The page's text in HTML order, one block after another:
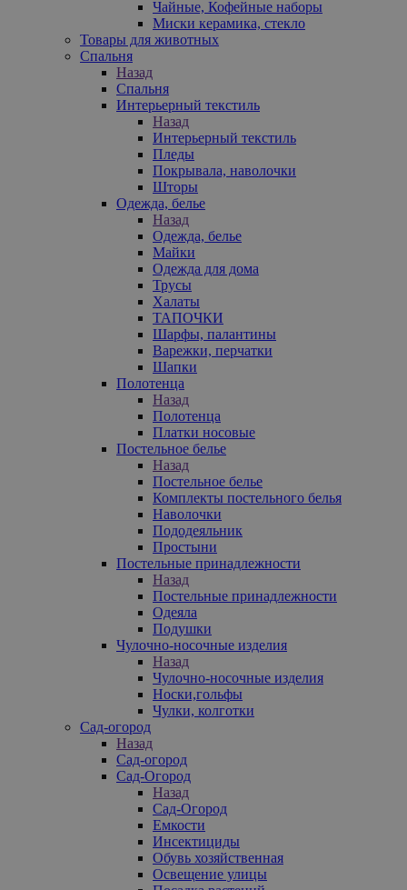
Чайные, Кофейные наборы
Миски керамика, стекло
Товары для животных
Спальня
Назад
Спальня
Интерьерный текстиль
Назад
Интерьерный текстиль
Пледы
Покрывала, наволочки
Шторы
Одежда, белье
Назад
Одежда, белье
Майки
Одежда для дома
Трусы
Халаты
ТАПОЧКИ
Шарфы, палантины
Варежки, перчатки
Шапки
Полотенца
Назад
Полотенца
Платки носовые
Постельное белье
Назад
Постельное белье
Комплекты постельного белья
Наволочки
Пододеяльник
Простыни
Постельные принадлежности
Назад
Постельные принадлежности
Одеяла
Подушки
Чулочно-носочные изделия
Назад
Чулочно-носочные изделия
Носки,гольфы
Чулки, колготки
Сад-огород
Назад
Сад-огород
Сад-Огород
Назад
Сад-Огород
Емкости
Инсектициды
Обувь хозяйственная
Освещение улицы